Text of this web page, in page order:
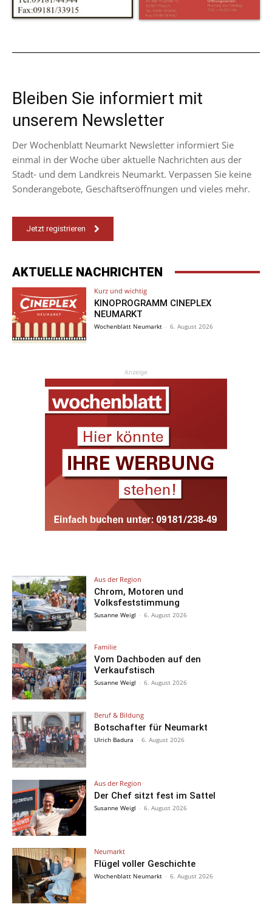
Bleiben Sie informiert mit
unserem Newsletter
Der Wochenblatt Neumarkt Newsletter informiert Sie
einmal in der Woche über aktuelle Nachrichten aus der
Stadt- und dem Landkreis Neumarkt. Verpassen Sie keine
Sonderangebote, Geschäftseröffnungen und vieles mehr.
Jetzt registrieren
AKTUELLE NACHRICHTEN
Kurz und wichtig
KINOPROGRAMM CINEPLEX
NEUMARKT
Wochenblatt Neumarkt - 6. August 2026
Anzeige
Aus der Region
Chrom, Motoren und
Volksfeststimmung
Susanne Weigl - 6. August 2026
Familie
Vom Dachboden auf den
Verkaufstisch
Susanne Weigl - 6. August 2026
Beruf & Bildung
Botschafter für Neumarkt
Ulrich Badura - 6. August 2026
Aus der Region
Der Chef sitzt fest im Sattel
Susanne Weigl - 6. August 2026
Neumarkt
Flügel voller Geschichte
Wochenblatt Neumarkt - 6. August 2026